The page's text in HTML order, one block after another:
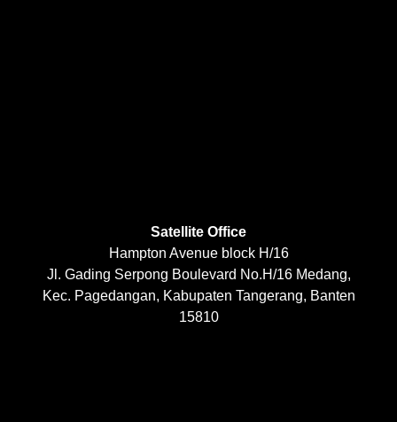
Satellite Office
Hampton Avenue block H/16
Jl. Gading Serpong Boulevard No.H/16 Medang,
Kec. Pagedangan, Kabupaten Tangerang, Banten
15810